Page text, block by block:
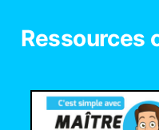
Ressources